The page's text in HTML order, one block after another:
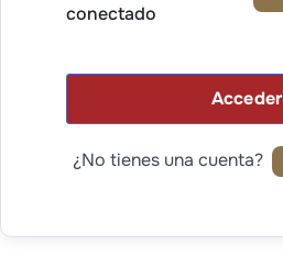
conectado
Acceder
¿No tienes una cuenta?